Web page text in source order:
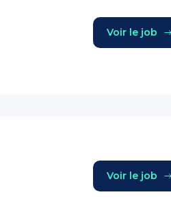
Voir le job
Voir le job